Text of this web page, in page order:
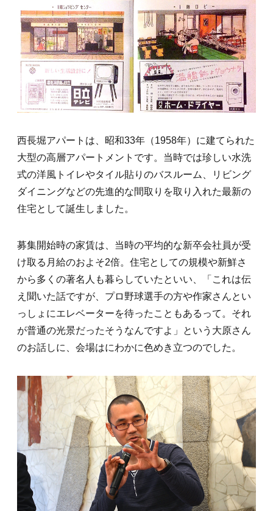
西長堀アパートは、昭和33年（1958年）に建てられた
大型の高層アパートメントです。当時では珍しい水洗
式の洋風トイレやタイル貼りのバスルーム、リビング
ダイニングなどの先進的な間取りを取り入れた最新の
住宅として誕生しました。
募集開始時の家賃は、当時の平均的な新卒会社員が受
け取る月給のおよそ2倍。住宅としての規模や新鮮さ
から多くの著名人も暮らしていたといい、「これは伝
え聞いた話ですが、プロ野球選手の方や作家さんとい
っしょにエレベーターを待ったこともあるって。それ
が普通の光景だったそうなんですよ」という大原さん
のお話しに、会場はにわかに色めき立つのでした。